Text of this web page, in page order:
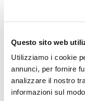
Questo sito web
Utilizziamo i cookie
annunci, per fornire
analizzare il nostro
informazioni sul